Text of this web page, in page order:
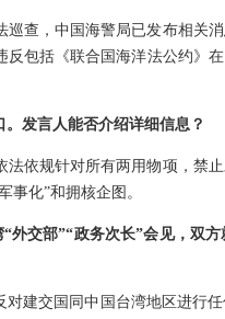
查，中国海警局已发布相关
包括《联合国海洋法公约》
发言人能否介绍详细信息？
依规针对所有两用物项，禁
事化”和拥核企图。
交部”“政务次长”会见，双
建交国同中国台湾地区进行